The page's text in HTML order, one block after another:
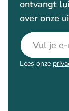
ontvangt
over onze
E-mailadres
Lees onze